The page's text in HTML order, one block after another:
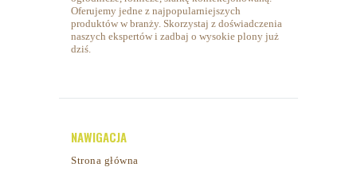
Oferujemy jedne z najpopularniejszych
produktów w branży. Skorzystaj z doświadczenia
naszych ekspertów i zadbaj o wysokie plony już
dziś.
NAWIGACJA
Strona główna